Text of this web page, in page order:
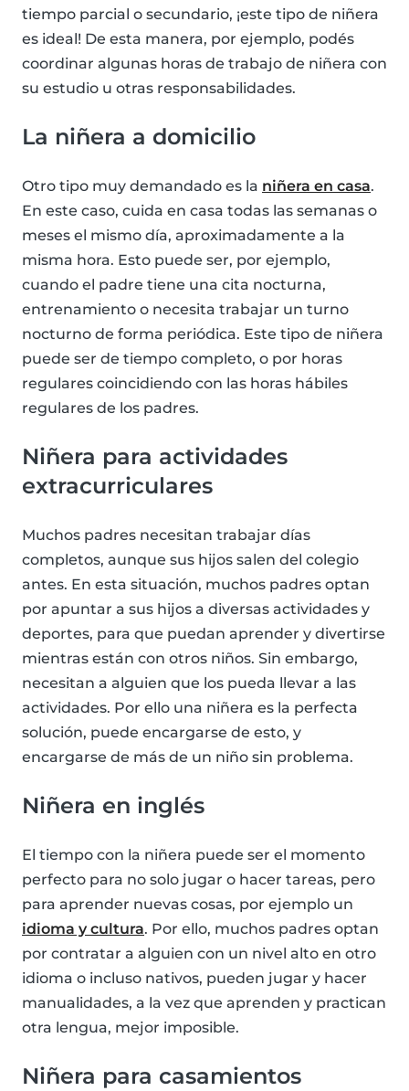
tiempo parcial o secundario, ¡este tipo de niñera
es ideal! De esta manera, por ejemplo, podés
coordinar algunas horas de trabajo de niñera con
su estudio u otras responsabilidades.
La niñera a domicilio
Otro tipo muy demandado es la niñera en casa.
En este caso, cuida en casa todas las semanas o
meses el mismo día, aproximadamente a la
misma hora. Esto puede ser, por ejemplo,
cuando el padre tiene una cita nocturna,
entrenamiento o necesita trabajar un turno
nocturno de forma periódica. Este tipo de niñera
puede ser de tiempo completo, o por horas
regulares coincidiendo con las horas hábiles
regulares de los padres.
Niñera para actividades
extracurriculares
Muchos padres necesitan trabajar días
completos, aunque sus hijos salen del colegio
antes. En esta situación, muchos padres optan
por apuntar a sus hijos a diversas actividades y
deportes, para que puedan aprender y divertirse
mientras están con otros niños. Sin embargo,
necesitan a alguien que los pueda llevar a las
actividades. Por ello una niñera es la perfecta
solución, puede encargarse de esto, y
encargarse de más de un niño sin problema.
Niñera en inglés
El tiempo con la niñera puede ser el momento
perfecto para no solo jugar o hacer tareas, pero
para aprender nuevas cosas, por ejemplo un
idioma y cultura. Por ello, muchos padres optan
por contratar a alguien con un nivel alto en otro
idioma o incluso nativos, pueden jugar y hacer
manualidades, a la vez que aprenden y practican
otra lengua, mejor imposible.
Niñera para casamientos